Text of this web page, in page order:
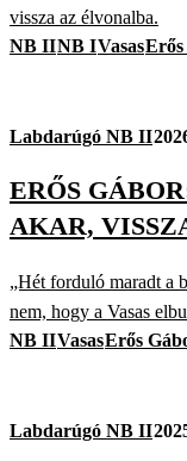
vissza az élvonalba.
NB IINB IVasas
Labdarúgó NB II
ERŐS
AKAR,
„Hét forduló maradt a
nem, hogy a Vasas
NB IIVasasErős
Labdarúgó NB II